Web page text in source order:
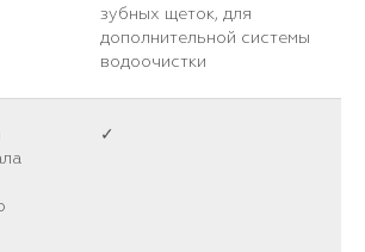
зубных щеток, для
дополнительной системы
водоочистки
✓